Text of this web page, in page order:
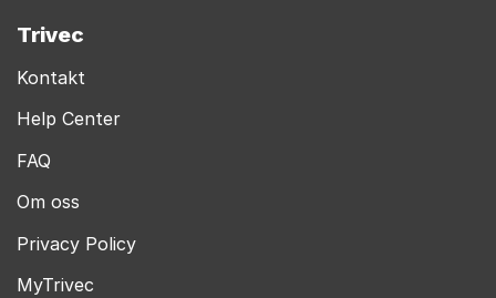
Trivec
Kontakt
Help Center
FAQ
Om oss
Privacy Policy
MyTrivec